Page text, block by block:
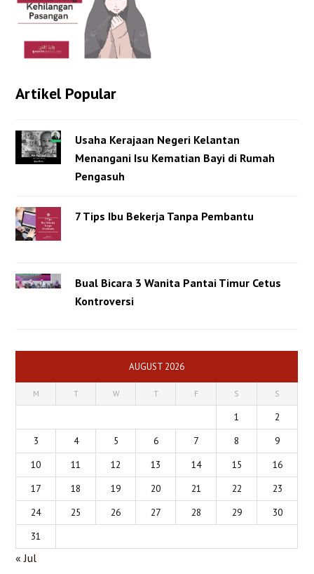
Artikel Popular
Usaha Kerajaan Negeri Kelantan
Menangani Isu Kematian Bayi di Rumah
Pengasuh
7 Tips Ibu Bekerja Tanpa Pembantu
Bual Bicara 3 Wanita Pantai Timur Cetus
Kontroversi
AUGUST 2026
M T W T F S S
1
2
3
4 5 6 7 8
9
10
11 12 13 14 15
16
17
18 19 20 21 22
23
24
25 26 27 28 29
30
31
« Jul